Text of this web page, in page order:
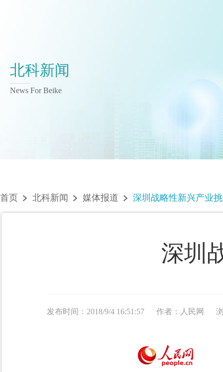
北科新闻
News For Beike
首页 北科新闻 媒体报道 深圳战略性新兴产业
深圳
发布时间：2018/9/4 16:51:57 作者：人民网